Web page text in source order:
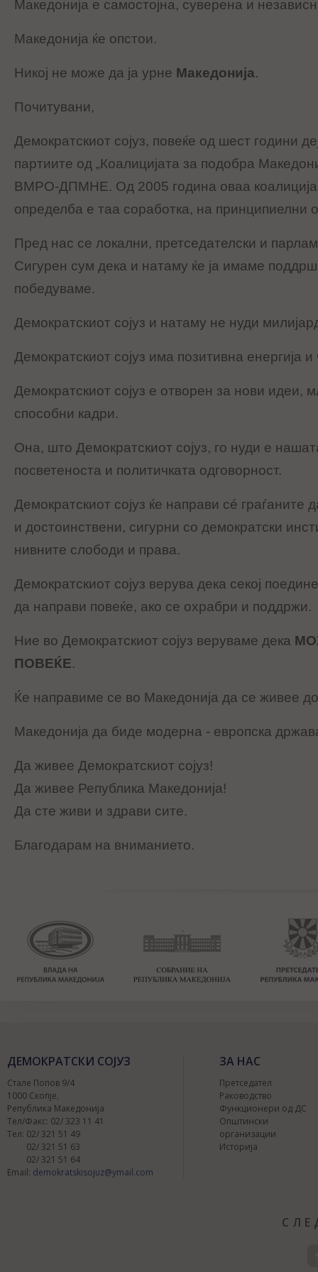
Македонија е самостојна, суверена и
Македонија ќе опстои.
Никој не може да ја урне Македонија.
Почитувани,
Демократскиот сојуз, повеќе од шест години
партиите од „Коалицијата за подобра
ВМРО-ДПМНЕ. Од 2005 година оваа
определба е таа соработка, на принципиелни
Пред нас се локални, претседателски и
Сигурен сум дека и натаму ќе ја имаме
победуваме.
Демократскиот сојуз и натаму не нуди
Демократскиот сојуз има позитивна енергија
Демократскиот сојуз е отворен за нови идеи,
способни кадри.
Она, што Демократскиот сојуз, го нуди е
посветеноста и политичката одговорност.
Демократскиот сојуз ќе направи сé граѓаните
и достоинствени, сигурни со демократски
нивните слободи и права.
Демократскиот сојуз верува дека секој
да направи повеќе, ако се охрабри и поддржи.
Ние во Демократскиот сојуз веруваме дека
ПОВЕЌЕ.
Ќе направиме се во Македонија да се живее
Македонија да биде модерна - европска
Да живее Демократскиот сојуз!
Да живее Република Македонија!
Да сте живи и здрави сите.
Благодарам на вниманието.
ДЕМОКРАТСКИ СОЈУЗ
Стале Попов 9/4
1000 Скопје,
Република Македонија
Тел/Факс: 02/ 323 11 41
Тел: 02/ 321 51 49
02/ 321 51 63
02/ 321 51 64
Email: demokratskisojuz@ymail.com
ЗА НАС
Претседател
Раководство
Функционери од ДС
Општински
организации
Историја